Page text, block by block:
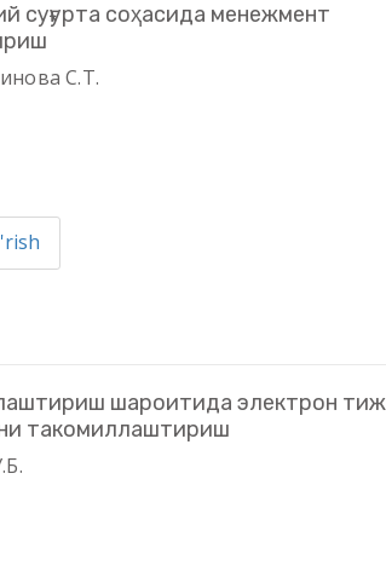
суғурта соҳасида менежмент
С.Т.
шароитида электрон
такомиллаштириш